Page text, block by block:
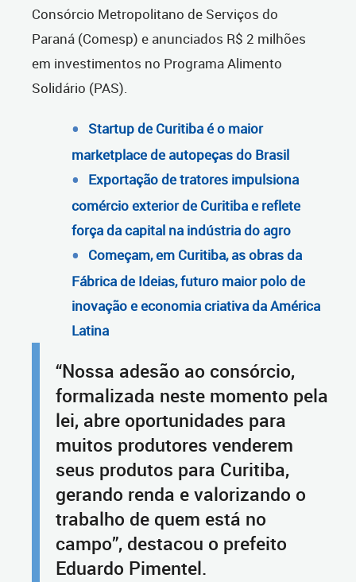
Consórcio Metropolitano de Serviços do
Paraná (Comesp) e anunciados R$ 2 milhões
em investimentos no Programa Alimento
Solidário (PAS).
Startup de Curitiba é o maior
marketplace de autopeças do Brasil
Exportação de tratores impulsiona
comércio exterior de Curitiba e reflete
força da capital na indústria do agro
Começam, em Curitiba, as obras da
Fábrica de Ideias, futuro maior polo de
inovação e economia criativa da América
Latina
“Nossa adesão ao consórcio,
formalizada neste momento pela
lei, abre oportunidades para
muitos produtores venderem
seus produtos para Curitiba,
gerando renda e valorizando o
trabalho de quem está no
campo”, destacou o prefeito
Eduardo Pimentel.